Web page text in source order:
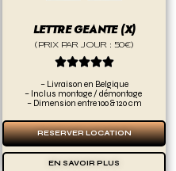
LETTRE GEANTE (X)
(PRIX PAR JOUR : 50€)

– Livraison en Belgique
– Inclus montage / démontage
– Dimension entre 100 & 120 cm
RESERVER LOCATION
EN SAVOIR PLUS